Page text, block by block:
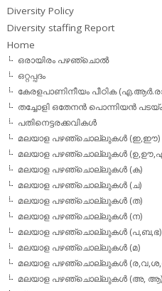
Diversity Policy
Diversity staffing Report
Home
ഒരായിരം പഴഞ്ചൊല്‍
ഒറ്റപ്പദം
കേരളപാണിനീയം പീഠിക
തച്ചോളി ഒതേനൻ പൊന്നിയൻ
പതിനെട്ടരക്കവികള്‍
മലയാള പഴഞ്ചൊല്ലുകള്‍ (ഇ,ഈ)
മലയാള പഴഞ്ചൊല്ലുകള്‍
മലയാള പഴഞ്ചൊല്ലുകള്‍ (ക)
മലയാള പഴഞ്ചൊല്ലുകള്‍ (ച)
മലയാള പഴഞ്ചൊല്ലുകള്‍ (ത)
മലയാള പഴഞ്ചൊല്ലുകള്‍ (ന)
മലയാള പഴഞ്ചൊല്ലുകള്‍ (പ,ബ,ഭ)
മലയാള പഴഞ്ചൊല്ലുകള്‍ (മ)
മലയാള പഴഞ്ചൊല്ലുകള്‍
മലയാള പഴഞ്ചൊല്ലുകൾ (അ, ആ)